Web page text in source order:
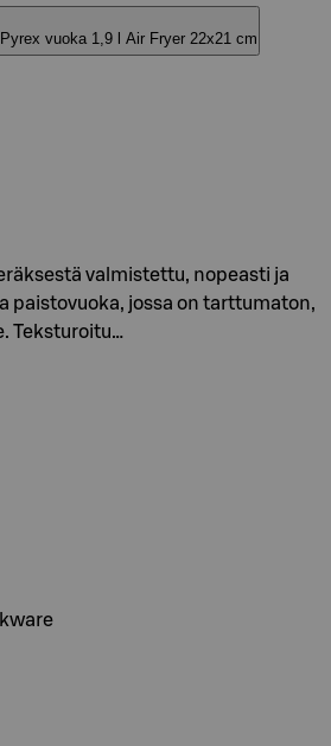
Lisää suosikkeihin, Pyrex vuoka 1,9 l Air Fryer 22x21 cm
valmistettu, nopeasti ja
paistovuoka, jossa on tarttumaton,
Teksturoitu…